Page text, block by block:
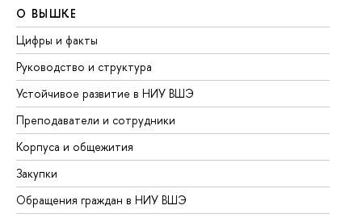
О ВЫШКЕ
Цифры и факты
Руководство и структура
Устойчивое развитие в НИУ ВШЭ
Преподаватели и сотрудники
Корпуса и общежития
Закупки
Обращения граждан в НИУ ВШЭ